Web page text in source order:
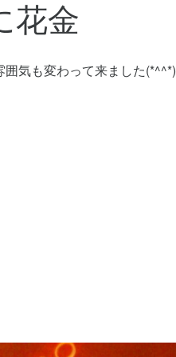
花金
気も変わって来ました(*^^*)